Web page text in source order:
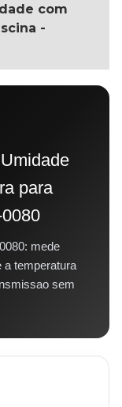
com
-
para
mede
a temperatura
sem